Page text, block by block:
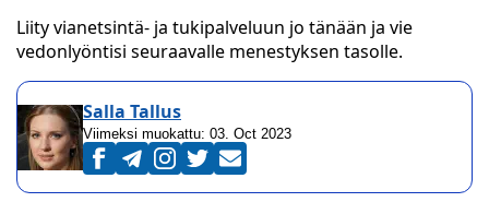
Liity vianetsintä- ja tukipalveluun jo tänään ja vie
vedonlyöntisi seuraavalle menestyksen tasolle.
Salla Tallus
Viimeksi muokattu: 03. Oct 2023